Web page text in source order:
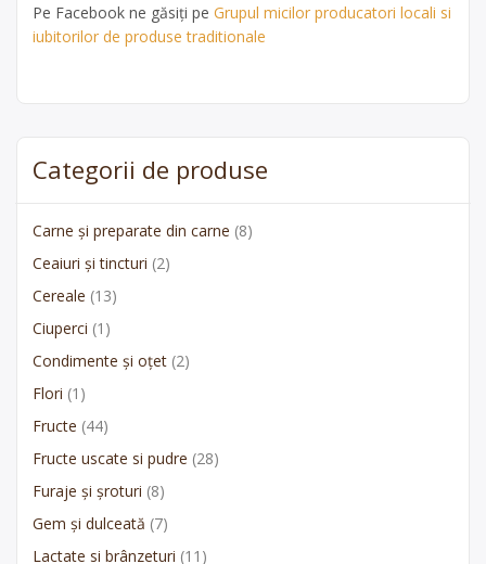
Pe Facebook ne găsiți pe Grupul micilor producatori locali si
iubitorilor de produse traditionale
Categorii de produse
Carne și preparate din carne (8)
Ceaiuri și tincturi (2)
Cereale (13)
Ciuperci (1)
Condimente și oțet (2)
Flori (1)
Fructe (44)
Fructe uscate si pudre (28)
Furaje și șroturi (8)
Gem și dulceată (7)
Lactate si brânzeturi (11)